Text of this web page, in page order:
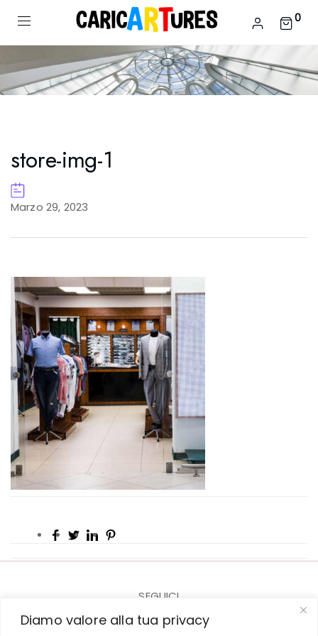
Diamo valore alla tua privacy
0
store-img-1
Marzo 29, 2023
SEGUICI